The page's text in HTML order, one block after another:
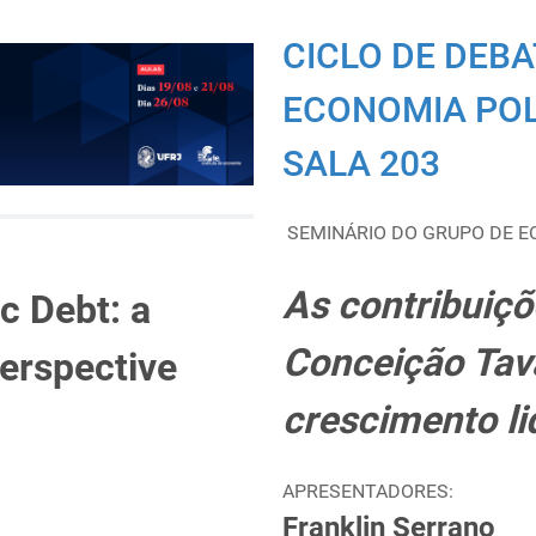
Debt: a
CICLO DE
ECONOMIA
SALA 203
SEMINÁRIO DO GRUPO DE
As
Conceição
crescimento
APRESENTADORES:
Franklin Serrano